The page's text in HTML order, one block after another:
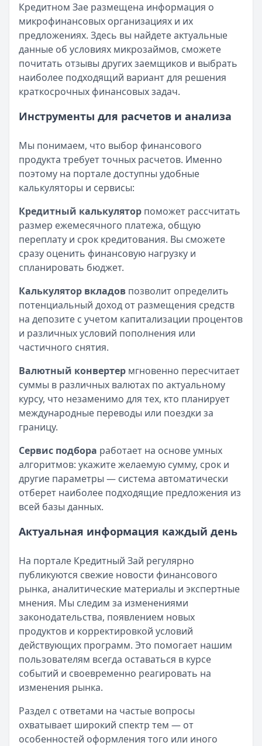
Кредитном Зае размещена информация о
микрофинансовых организациях и их
предложениях. Здесь вы найдете актуальные
данные об условиях микрозаймов, сможете
почитать отзывы других заемщиков и выбрать
наиболее подходящий вариант для решения
краткосрочных финансовых задач.
Инструменты для расчетов и анализа
Мы понимаем, что выбор финансового
продукта требует точных расчетов. Именно
поэтому на портале доступны удобные
калькуляторы и сервисы:
Кредитный калькулятор поможет рассчитать
размер ежемесячного платежа, общую
переплату и срок кредитования. Вы сможете
сразу оценить финансовую нагрузку и
спланировать бюджет.
Калькулятор вкладов позволит определить
потенциальный доход от размещения средств
на депозите с учетом капитализации процентов
и различных условий пополнения или
частичного снятия.
Валютный конвертер мгновенно пересчитает
суммы в различных валютах по актуальному
курсу, что незаменимо для тех, кто планирует
международные переводы или поездки за
границу.
Сервис подбора работает на основе умных
алгоритмов: укажите желаемую сумму, срок и
другие параметры — система автоматически
отберет наиболее подходящие предложения из
всей базы данных.
Актуальная информация каждый день
На портале Кредитный Зай регулярно
публикуются свежие новости финансового
рынка, аналитические материалы и экспертные
мнения. Мы следим за изменениями
законодательства, появлением новых
продуктов и корректировкой условий
действующих программ. Это помогает нашим
пользователям всегда оставаться в курсе
событий и своевременно реагировать на
изменения рынка.
Раздел с ответами на частые вопросы
охватывает широкий спектр тем — от
особенностей оформления того или иного